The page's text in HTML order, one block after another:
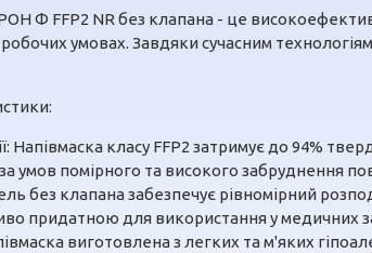
Ф FFP2 NR без клапана - це
умовах. Завдяки сучасним
Напівмаска класу FFP2 затримує до 94%
умов помірного та високого забруднення
без клапана забезпечує рівномірний
придатною для використання у медичних
виготовлена ​​з легких та м'яких